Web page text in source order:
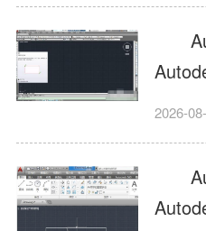
令行
理，
云扫
DWG
绘图
维绘
设
应用
造、
多
畅度
图设
建
械
业
2026-